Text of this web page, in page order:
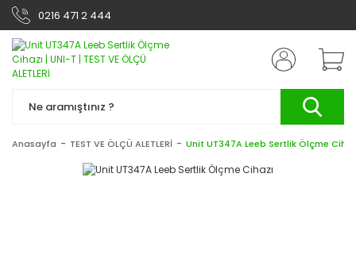
0216 471 2 444
Anasayfa TEST VE ÖLÇÜ ALETLERİ Unit UT347A Leeb Sertlik Ölçme